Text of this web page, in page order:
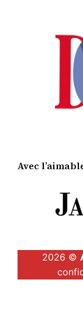
Avec
2026 ©